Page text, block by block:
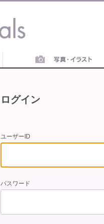
ログイン
ユーザーID
パスワード